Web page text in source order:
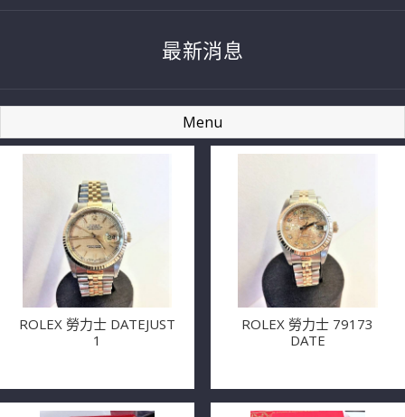
最新消息
Menu
ROLEX 勞力士 DATEJUST
1
ROLEX 勞力士 79173
DATE